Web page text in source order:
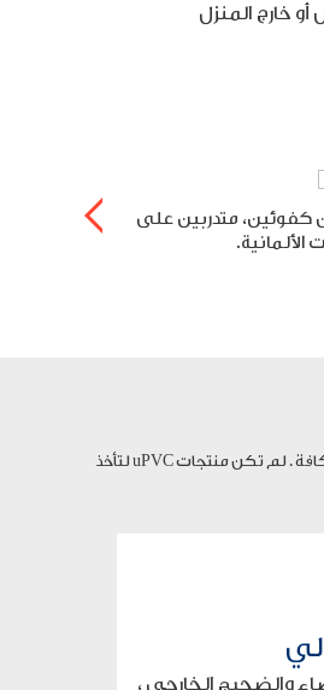
خارج المنزل
متدربين على
الألمانية.
أصبح إستخدام أبواب ونوافذ ال uPVC شائعا في العالم مؤخراً وبديلاً مثاليا عمّا كان يستخدم في الماضي، حيث نرى هذا التوجه بشكل كبير في المنازل والمشاريع السكنية والتجارية كافة . لم تكن منتجات uPVC لتأخذ
والضجيج الخارجي ،